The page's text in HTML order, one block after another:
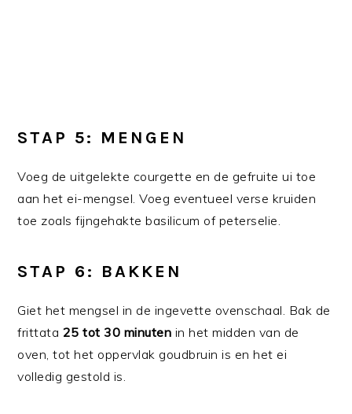
STAP 5: MENGEN
Voeg de uitgelekte courgette en de gefruite ui toe
aan het ei-mengsel. Voeg eventueel verse kruiden
toe zoals fijngehakte basilicum of peterselie.
STAP 6: BAKKEN
Giet het mengsel in de ingevette ovenschaal. Bak de
frittata 25 tot 30 minuten in het midden van de
oven, tot het oppervlak goudbruin is en het ei
volledig gestold is.